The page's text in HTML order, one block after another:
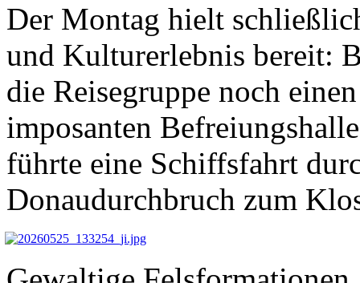
Der Montag hielt
und Kulturerlebnis bereit:
die Reisegruppe noch
imposanten
führte eine Schiffsfahrt
Donaudurchbruch zum